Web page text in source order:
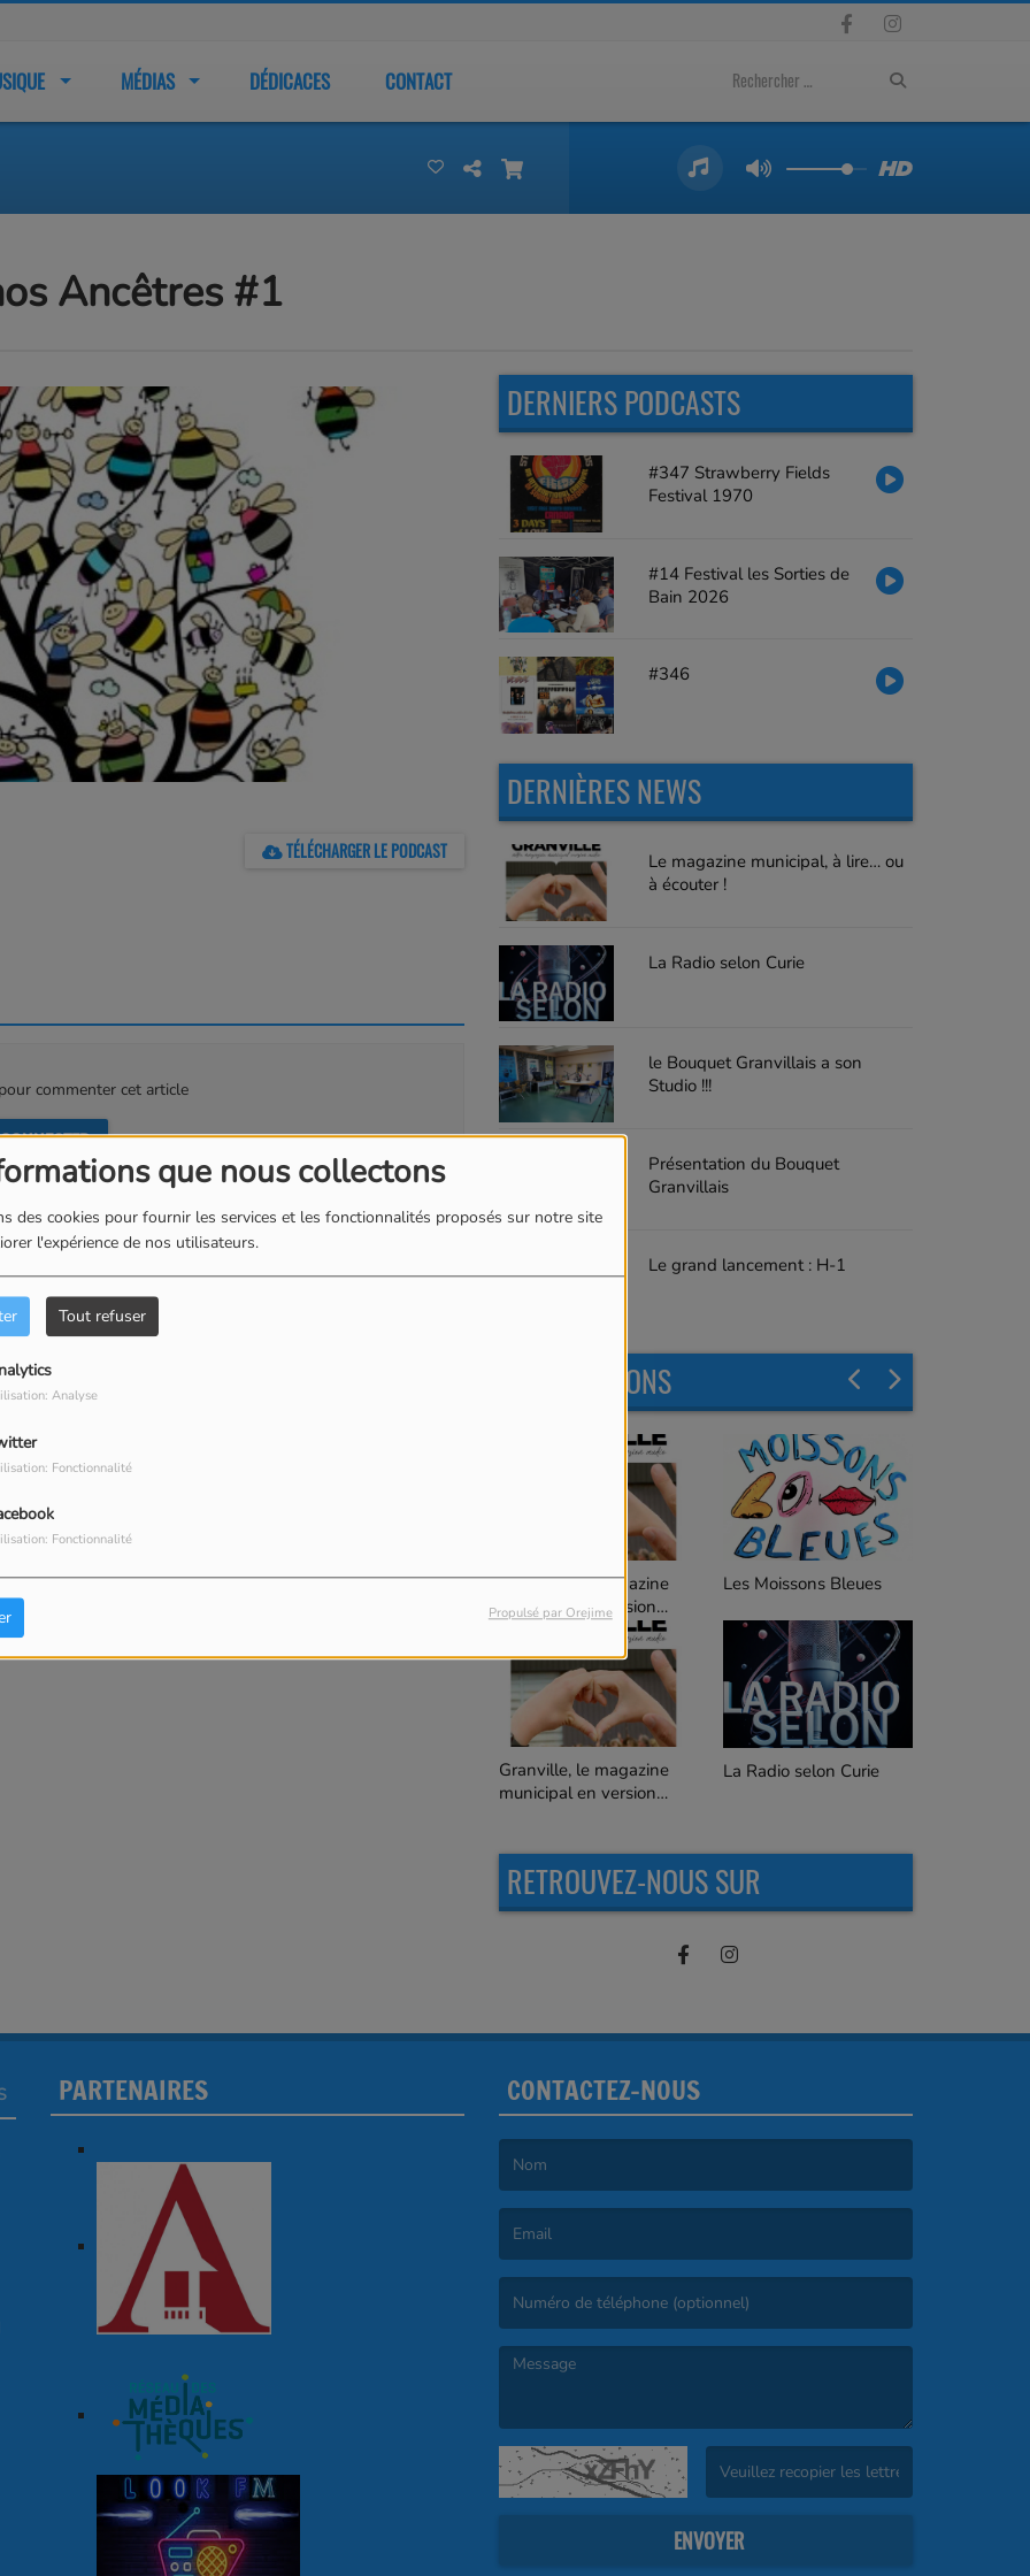
que nous collectons
des cookies pour fournir les services et les fonctionnalités proposés sur notre site
l'expérience de nos utilisateurs.
Tout refuser
Analyse
Fonctionnalité
Fonctionnalité
Propulsé par Orejime
MÉDIAS DÉDICACES CONTACT
Ancêtres #1
TÉLÉCHARGER LE PODCAST
commenter cet article
DERNIERS PODCASTS
#347 Strawberry Fields
Festival 1970
#14 Festival les Sorties de
Bain 2026
#346
DERNIÈRES NEWS
Le magazine municipal, à lire… ou
à écouter !
La Radio selon Curie
le Bouquet Granvillais a son
Studio !!!
Présentation du Bouquet
Granvillais
Le grand lancement : H-1
LES ÉMISSIONS
Granville, le magazine
Les Moissons Bleues
La Radio selon Curie
C'est quoi ça ?
Les Goûteurs de Lune
RETROUVEZ-NOUS SUR
PARTENAIRES CONTACTEZ-NOUS
ENVOYER